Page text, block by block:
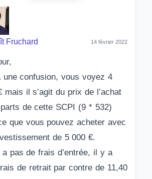
Fruchard 14 février 2022
une confusion, vous voyez 4
mais il s’agit du prix de l’achat
de cette SCPI (9 * 532)
que vous pouvez acheter avec
de 5 000 €.
a pas de frais d’entrée, il y a
de retrait par contre de 11,40